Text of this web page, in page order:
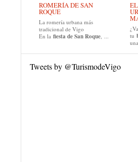
ROMERÍA DE SAN
ROQUE
La romería urbana más
tradicional de Vigo
En la fiesta de San Roque, ...
tu
Tweets by @TurismodeVigo